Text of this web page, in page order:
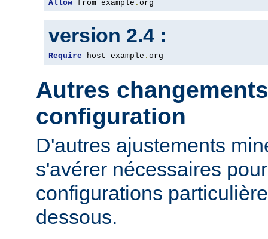
Allow from example . org
version 2.4 :
Require host example . org
Autres
configuration
D'autres ajustements
s'avérer nécessaires
configurations
dessous.